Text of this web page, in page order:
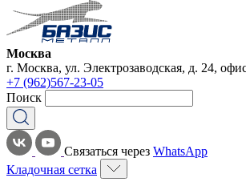
Москва
г. Москва, ул. Электрозаводская, д. 24,
+7 (962)567-23-05
Поиск
Связаться через WhatsApp
Кладочная сетка